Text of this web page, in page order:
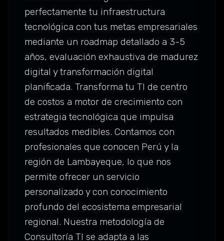
perfectamente tu infraestructura
tecnológica con tus metas empresariales
mediante un roadmap detallado a 3-5
años, evaluación exhaustiva de madurez
digital y transformación digital
planificada. Transforma tu TI de centro
de costos a motor de crecimiento con
estrategia tecnológica que impulsa
resultados medibles. Contamos con
profesionales que conocen Perú y la
región de Lambayeque, lo que nos
permite ofrecer un servicio
personalizado y con conocimiento
profundo del ecosistema empresarial
regional. Nuestra metodología de
Consultoría TI se adapta a las